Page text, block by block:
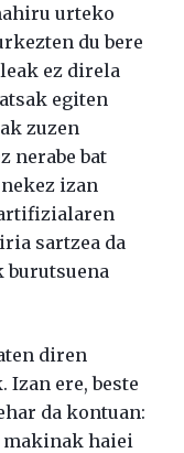
urteko
du bere
ez direla
egiten
zuzen
nerabe bat
izan
sartzea da
burutsuena
diren
Izan ere, beste
da kontuan:
makinak haiei